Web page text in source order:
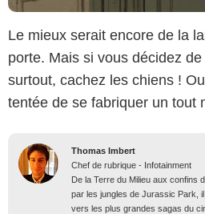
Le mieux serait encore de la
porte. Mais si vous décidez
surtout, cachez les chiens !
tentée de se fabriquer un tout
Thomas Imbert
Chef de rubrique - Infotainment
De la Terre du Milieu aux confins
par les jungles de Jurassic Park,
vers les plus grandes sagas du